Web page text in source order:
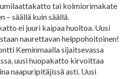
tai kolmiorimakate
– säällä kuin säällä.
ei juuri kaipaa huoltoa. Uusi
naurettavan helppohoitoinen!
Keminmaalla sijaitsevassa
uusi huopakatto kirvoittaa
naapuripitäjissä asti. Uusi